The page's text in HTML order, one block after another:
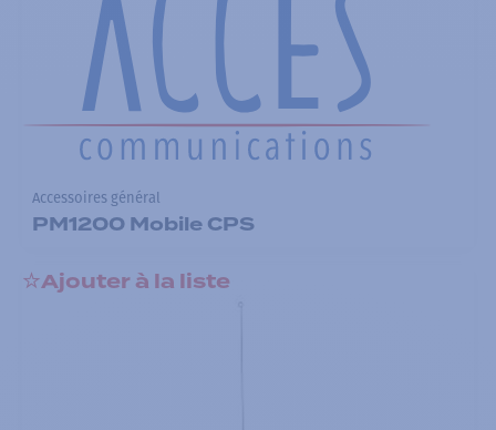
Accessoires général
PM1200 Mobile CPS
Ajouter à la liste